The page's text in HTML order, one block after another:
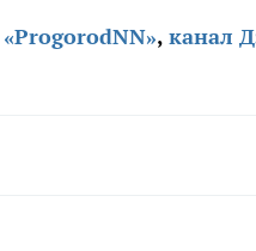
«ProgorodNN», канал